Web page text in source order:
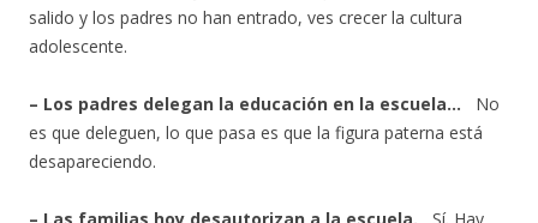
salido y los padres no han entrado, ves crecer la cultura
adolescente.
– Los padres delegan la educación en la escuela… No
es que deleguen, lo que pasa es que la figura paterna está
desapareciendo.